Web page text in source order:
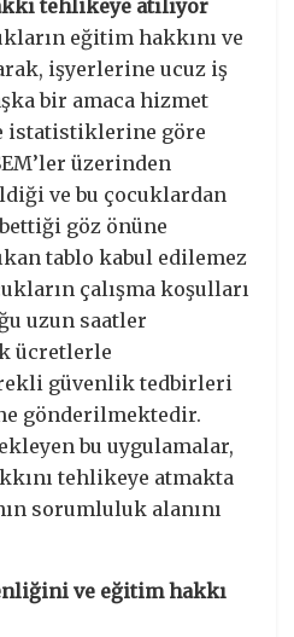
tehlikeye atılıyor
eğitim hakkını ve
işyerlerine ucuz iş
bir amaca hizmet
istatistiklerine göre
üzerinden
ve bu çocuklardan
göz önüne
tablo kabul edilemez
çalışma koşulları
uzun saatler
ücretlerle
güvenlik tedbirleri
gönderilmektedir.
bu uygulamalar,
tehlikeye atmakta
sorumluluk alanını
ve eğitim hakkı